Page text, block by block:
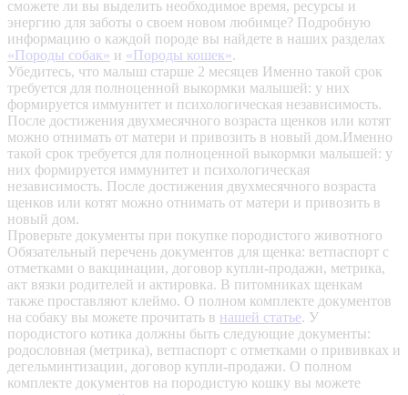
сможете ли вы выделить необходимое время, ресурсы и
энергию для заботы о своем новом любимце? Подробную
информацию о каждой породе вы найдете в наших разделах
«Породы собак» и «Породы кошек».
Убедитесь, что малыш старше 2 месяцев Именно такой срок
требуется для полноценной выкормки малышей: у них
формируется иммунитет и психологическая независимость.
После достижения двухмесячного возраста щенков или котят
можно отнимать от матери и привозить в новый дом.Именно
такой срок требуется для полноценной выкормки малышей: у
них формируется иммунитет и психологическая
независимость. После достижения двухмесячного возраста
щенков или котят можно отнимать от матери и привозить в
новый дом.
Проверьте документы при покупке породистого животного
Обязательный перечень документов для щенка: ветпаспорт с
отметками о вакцинации, договор купли-продажи, метрика,
акт вязки родителей и актировка. В питомниках щенкам
также проставляют клеймо. О полном комплекте документов
на собаку вы можете прочитать в нашей статье. У
породистого котика должны быть следующие документы:
родословная (метрика), ветпаспорт с отметками о прививках и
дегельминтизации, договор купли-продажи. О полном
комплекте документов на породистую кошку вы можете